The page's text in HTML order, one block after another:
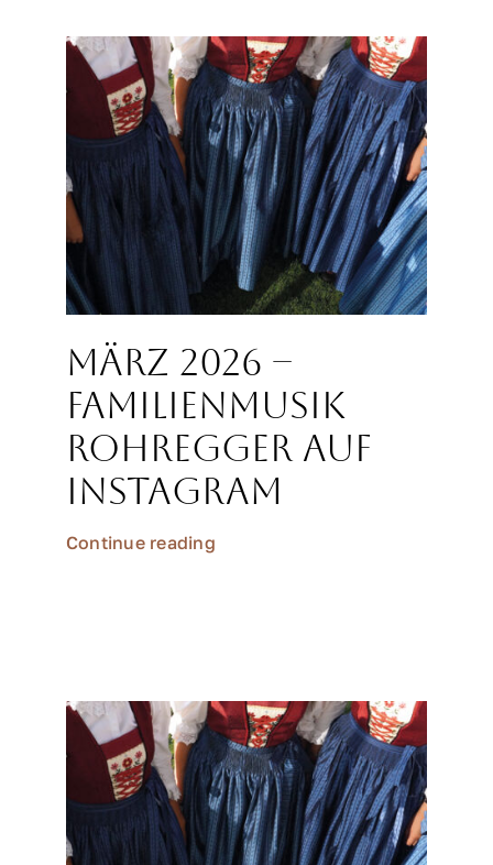
März 2026 –
Familienmusik
Rohregger auf
Instagram
Continue reading